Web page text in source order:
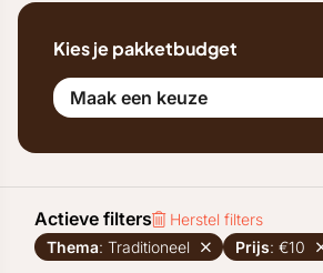
Kies je pakketbudget
Maak een keuze
Actieve filters
Herstel filters
Thema: Traditioneel Prijs: €10